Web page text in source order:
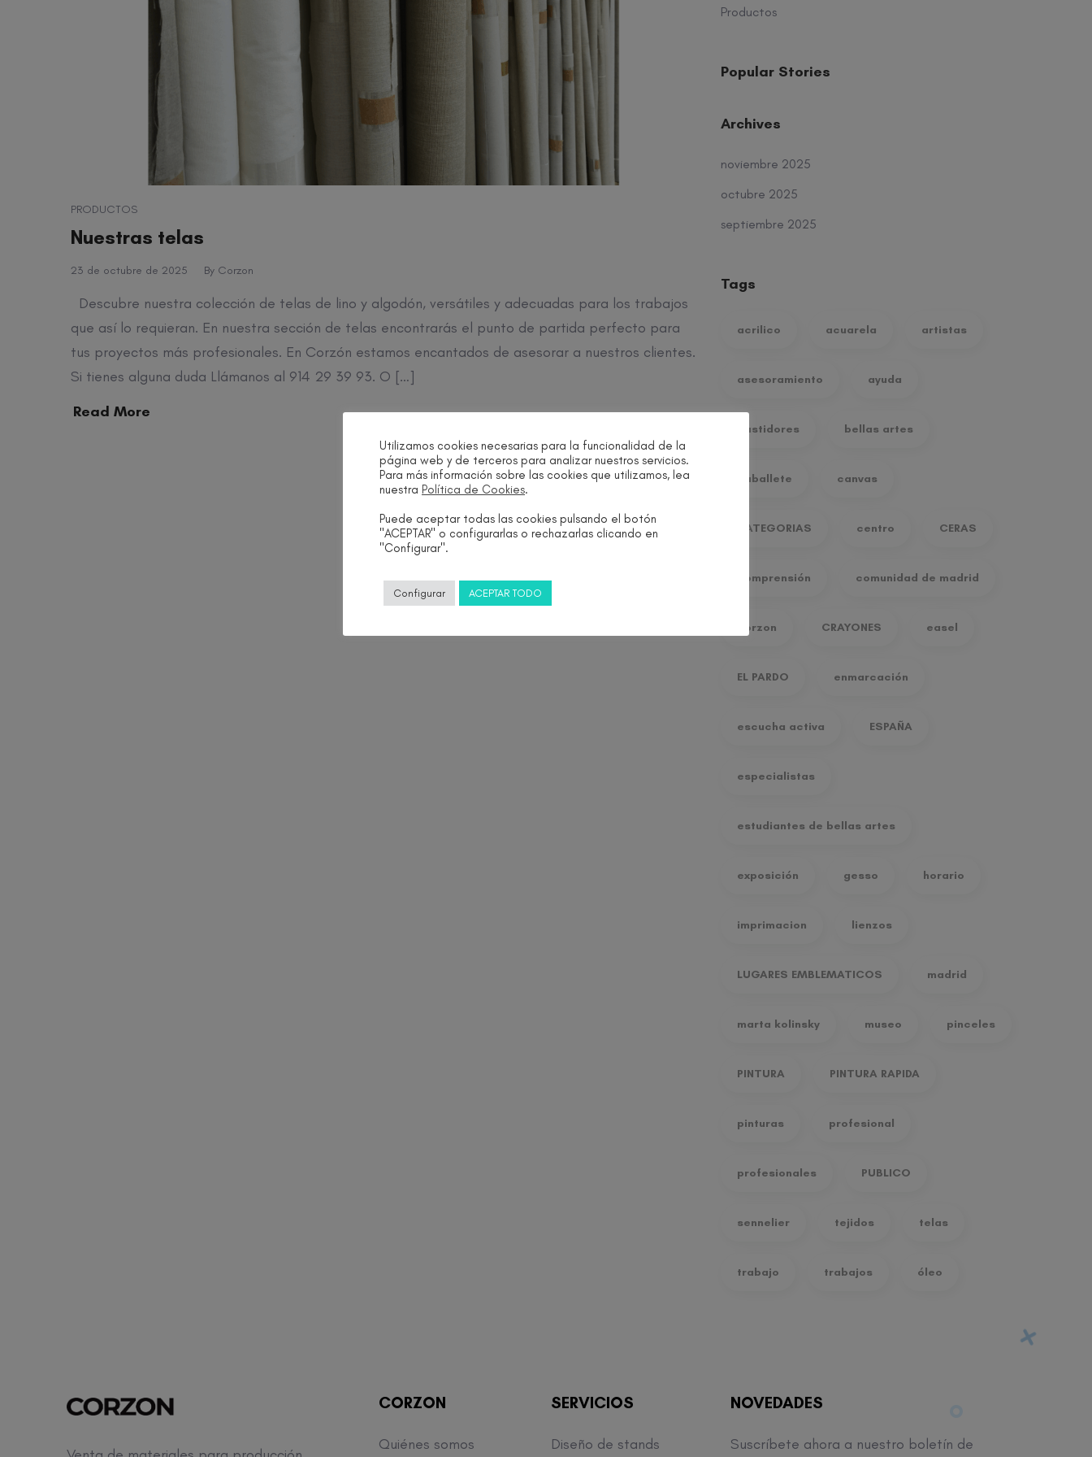
PRODUCTOS
Nuestras telas
23 de octubre de 2025 By Corzon
Descubre nuestra colección de telas de lino y algodón, versátiles y adecuadas para los trabajos
que así lo requieran. En nuestra sección de telas encontrarás el punto de partida perfecto para
tus proyectos más profesionales. En Corzón estamos encantados de asesorar a nuestros clientes.
Si tienes alguna duda Llámanos al 914 29 39 93. O […]
Read More
Productos
Popular Stories
Archives
noviembre 2025
octubre 2025
septiembre 2025
Tags
acrilico acuarela artistas
asesoramiento ayuda
bastidores bellas artes
caballete canvas
CATEGORIAS centro CERAS
comprensión comunidad de madrid
corzon CRAYONES easel
EL PARDO enmarcación
escucha activa ESPAÑA
especialistas
estudiantes de bellas artes
exposición gesso horario
imprimacion lienzos
LUGARES EMBLEMATICOS madrid
marta kolinsky museo pinceles
PINTURA PINTURA RAPIDA
pinturas profesional
profesionales PUBLICO
sennelier tejidos telas
trabajo trabajos óleo
CORZON
Quiénes somos
SERVICIOS
Diseño de stands
NOVEDADES
Suscríbete ahora a nuestro boletín de
Utilizamos cookies necesarias para la funcionalidad de la
página web y de terceros para analizar nuestros servicios.
Para más información sobre las cookies que utilizamos, lea
nuestra Política de Cookies.
Puede aceptar todas las cookies pulsando el botón
"ACEPTAR" o configurarlas o rechazarlas clicando en
"Configurar".
Configurar ACEPTAR TODO